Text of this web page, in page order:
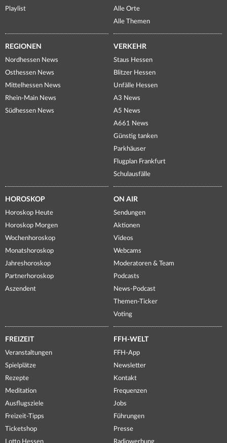
Playlist
Alle Orte
Alle Themen
REGIONEN
Nordhessen News
Osthessen News
Mittelhessen News
Rhein-Main News
Südhessen News
VERKEHR
Staus Hessen
Blitzer Hessen
Unfälle Hessen
A3 News
A5 News
A661 News
Günstig tanken
Parkhäuser
Flugplan Frankfurt
Schulausfälle
HOROSKOP
Horoskop Heute
Horoskop Morgen
Wochenhoroskop
Monatshoroskop
Jahreshoroskop
Partnerhoroskop
Aszendent
ON AIR
Sendungen
Aktionen
Videos
Webcams
Moderatoren & Team
Podcasts
News-Podcast
Themen-Ticker
Voting
FREIZEIT
Veranstaltungen
Spielplätze
Rezepte
Meditation
Ausflugsziele
Freizeit-Tipps
Ticketshop
Lotto Hessen
FFH-WELT
FFH-App
Newsletter
Kontakt
Frequenzen
Jobs
Führungen
Presse
Radiowerbung